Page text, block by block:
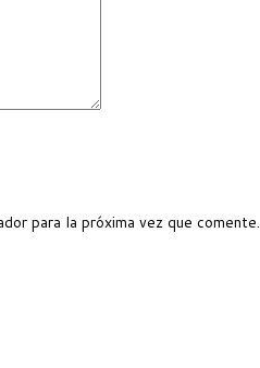
para la próxima vez que comente.